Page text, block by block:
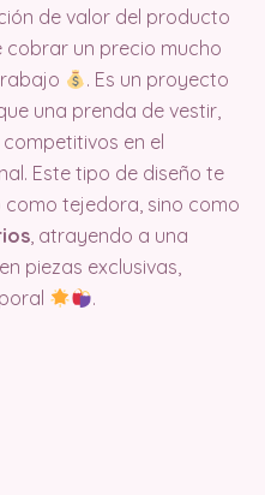
de valor del producto
cobrar un precio mucho
. Es un proyecto
una prenda de vestir,
en el
Este tipo de diseño te
tejedora, sino como
, atrayendo a una
piezas exclusivas,
.